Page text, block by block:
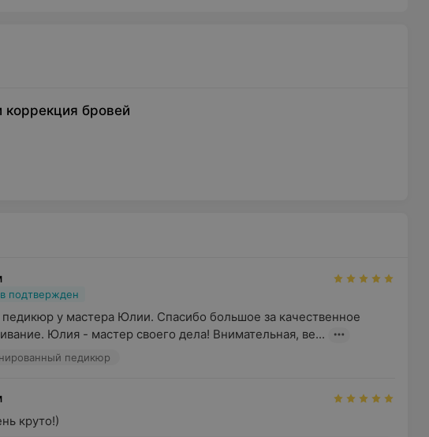
бровей
подтвержден
у мастера Юлии. Спасибо большое за качественное
Юлия - мастер своего дела! Внимательная, ве...
педикюр
круто!)